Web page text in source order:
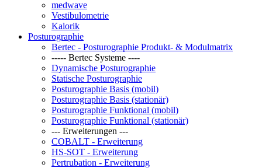
medwave
Vestibulometrie
Kalorik
Posturographie
Bertec - Posturographie Produkt- & Modulmatrix
----- Bertec Systeme ----
Dynamische Posturographie
Statische Posturographie
Posturographie Basis (mobil)
Posturographie Basis (stationär)
Posturographie Funktional (mobil)
Posturographie Funktional (stationär)
--- Erweiterungen ---
COBALT - Erweiterung
HS-SOT - Erweiterung
Pertrubation - Erweiterung